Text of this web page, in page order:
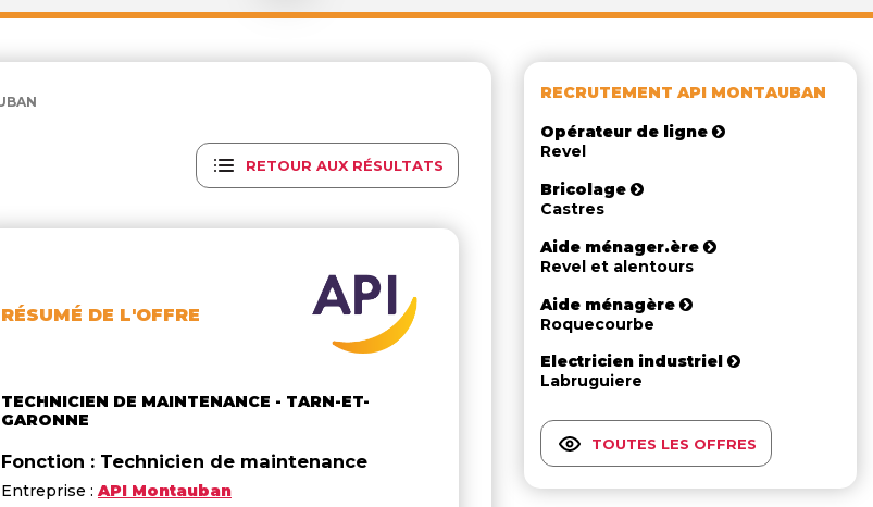
RETOUR AUX RÉSULTATS
RÉSUMÉ DE L'OFFRE
TECHNICIEN DE MAINTENANCE - TARN-ET-
GARONNE
Fonction : Technicien de maintenance
Entreprise : API Montauban
RECRUTEMENT API MONTAUBAN
Opérateur de ligne
Revel
Bricolage
Castres
Aide ménager.ère
Revel et alentours
Aide ménagère
Roquecourbe
Electricien industriel
Labruguiere
TOUTES LES OFFRES